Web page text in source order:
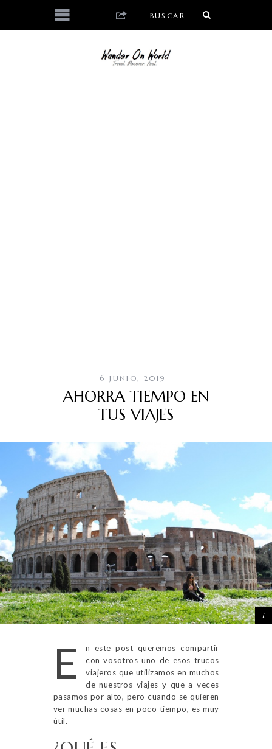
6 JUNIO, 2019
AHORRA TIEMPO EN
TUS VIAJES
E
n este post queremos compartir
con vosotros uno de esos trucos
viajeros que utilizamos en muchos
de nuestros viajes y que a veces
pasamos por alto, pero cuando se quieren
ver muchas cosas en poco tiempo, es muy
útil.